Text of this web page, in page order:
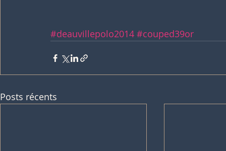
#deauvillepolo2014 #couped39or
Posts récents